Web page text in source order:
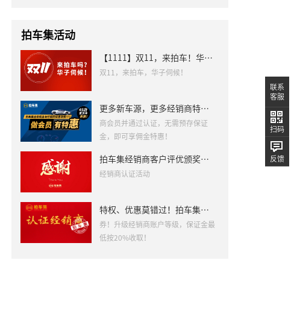
拍车集活动
【1111】双11，来拍车！华子伺候！
双11，来拍车，华子伺候！
更多新车源，更多经销商特惠都来了！你还不抓紧来注册？
商会员并通过认证，无需预存保证
金，即可享佣金特惠！
拍车集经销商客户评优颁奖及经销商认证活动
经销商认证活动
特权、优惠莫错过！拍车集经销商认证火热进行中！
券！升级经销商账户等级，保证金最
低按20%收取！
联系
客服
扫码
反馈